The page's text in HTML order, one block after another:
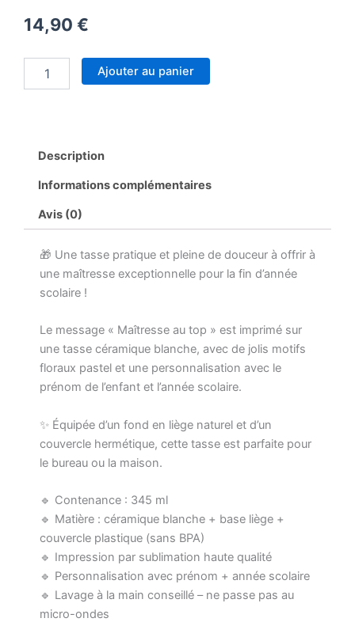
14,90 €
personnalisée
Cadeau
d’année
Mug
céramique
avec
liège
couvercle
prénom
Ajouter au panier
Description
Informations complémentaires
Avis (0)
🎁 Une tasse pratique et pleine de douceur à offrir à
une maîtresse exceptionnelle pour la fin d’année
scolaire !
Le message « Maîtresse au top » est imprimé sur
une tasse céramique blanche, avec de jolis motifs
floraux pastel et une personnalisation avec le
prénom de l’enfant et l’année scolaire.
✨ Équipée d’un fond en liège naturel et d’un
couvercle hermétique, cette tasse est parfaite pour
le bureau ou la maison.
🔹 Contenance : 345 ml
🔹 Matière : céramique blanche + base liège +
couvercle plastique (sans BPA)
🔹 Impression par sublimation haute qualité
🔹 Personnalisation avec prénom + année scolaire
🔹 Lavage à la main conseillé – ne passe pas au
micro-ondes